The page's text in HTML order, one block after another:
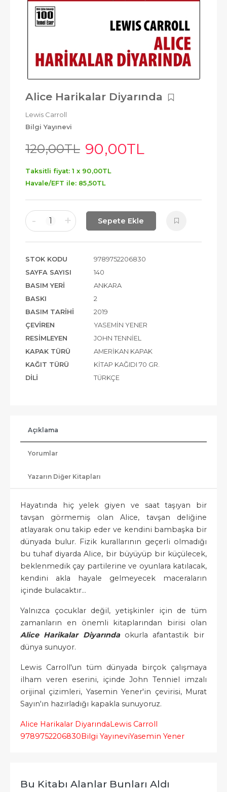
Alice Harikalar Diyarında
Lewis Carroll
Bilgi Yayınevi
120,00TL 90,00TL
Taksitli fiyat: 1 x 90,00TL
Havale/EFT ile: 85,50TL
- 1 + Sepete Ekle
STOK KODU
9789752206830
SAYFA SAYISI
140
BASIM YERI
ANKARA
BASKI
2
BASIM TARIHI
2019
ÇEVIREN
YASEMIN YENER
RESIMLEYEN
JOHN TENNIEL
KAPAK TÜRÜ
AMERIKAN KAPAK
KAĞIT TÜRÜ
KITAP KAĞIDI 70 GR.
DILI
TÜRKÇE
Açıklama
Yorumlar
Yazarın Diğer Kitapları
Hayatında hiç yelek giyen ve saat taşıyan bir
tavşan görmemiş olan Alice, tavşan deliğine
atlayarak onu takip eder ve kendini bambaşka bir
dünyada bulur. Fizik kurallarının geçerli olmadığı
bu tuhaf diyarda Alice, bir büyüyüp bir küçülecek,
beklenmedik çay partilerine ve oyunlara katılacak,
kendini akla hayale gelmeyecek maceraların
içinde bulacaktır...
Yalnızca çocuklar değil, yetişkinler için de tüm
zamanların en önemli kitaplarından birisi olan
Alice Harikalar Diyarındaokurla afantastik bir
dünya sunuyor.
Lewis Carroll'un tüm dünyada birçok çalışmaya
ilham veren eserini, içinde John Tenniel imzalı
orijinal çizimleri, Yasemin Yener'in çevirisi, Murat
Sayın'ın hazırladığı kapakla sunuyoruz.
Alice Harikalar DiyarındaLewis Carroll
9789752206830Bilgi YayıneviYasemin Yener
Bu Kitabı Alanlar Bunları Aldı